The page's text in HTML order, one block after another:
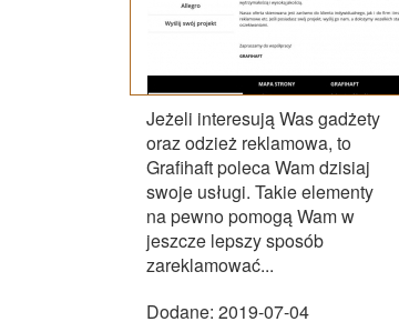
Jeżeli interesują Was gadżety
oraz odzież reklamowa, to
Grafihaft poleca Wam dzisiaj
swoje usługi. Takie elementy
na pewno pomogą Wam w
jeszcze lepszy sposób
zareklamować...
Dodane: 2019-07-04